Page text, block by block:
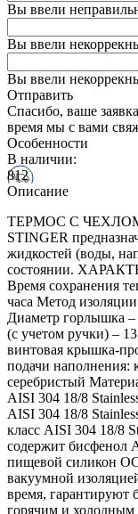
Вы ввели
Вы ввели
Вы ввели
Отправить
Спасибо, ваше
время мы с вами
Особенности
В наличии:
812
Описание
ТЕРМОC С ЧЕХЛОМ
STINGER
жидкостей (воды,
состоянии.
Время сохранения
часа Метод
Диаметр горлышка
(с учетом ручки) –
винтовая крышка-
подачи наполнения:
серебристый
AISI 304 18/8
AISI 304 18/8
класс AISI 304 18/8
содержит бисфенол
пищевой силикон
вакуумной
время, гарантируют
горячим и